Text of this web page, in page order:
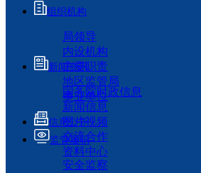
组织机构
局领导
内设机构
主要职责
地区监管局
事业单位
新闻资讯
国务院时政信息
新闻信息
图片视频
交流合作
资料中心
信息公开
监管履职
安全监察